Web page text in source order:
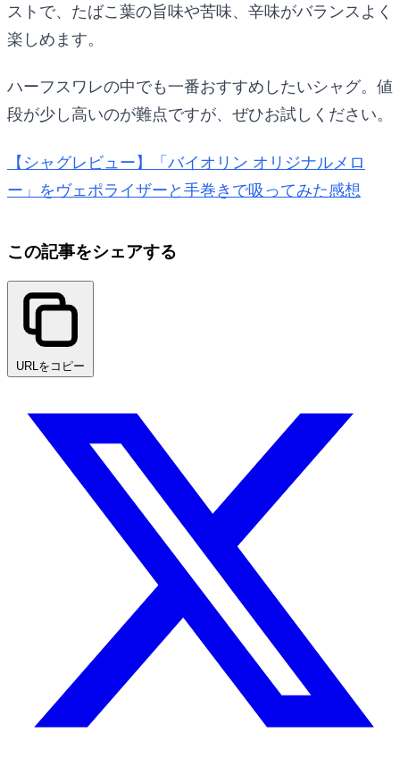
ストで、たばこ葉の旨味や苦味、辛味がバランスよく
楽しめます。
ハーフスワレの中でも一番おすすめしたいシャグ。値
段が少し高いのが難点ですが、ぜひお試しください。
【シャグレビュー】「バイオリン オリジナルメロ
ー」をヴェポライザーと手巻きで吸ってみた感想
この記事をシェアする
URLをコピー